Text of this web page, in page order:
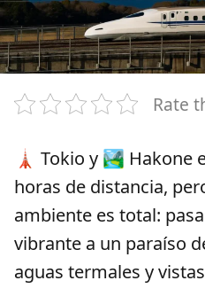
Rate
🗼 Tokio y 🏞️ Hakone
horas de distancia,
ambiente es total:
vibrante a un paraíso
aguas termales y